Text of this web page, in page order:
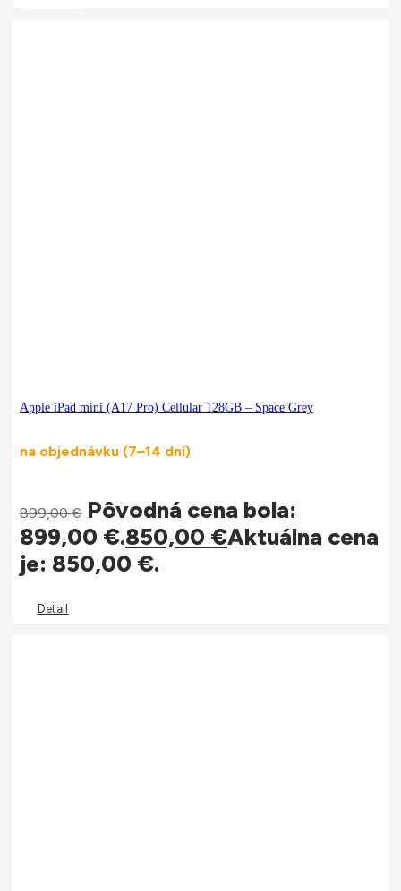
Apple iPad mini (A17 Pro) Cellular 128GB – Space Grey
na objednávku (7–14 dní)
899,00€ Pôvodná cena bola:
899,00 €.850,00 €Aktuálna cena
je: 850,00 €.
Detail